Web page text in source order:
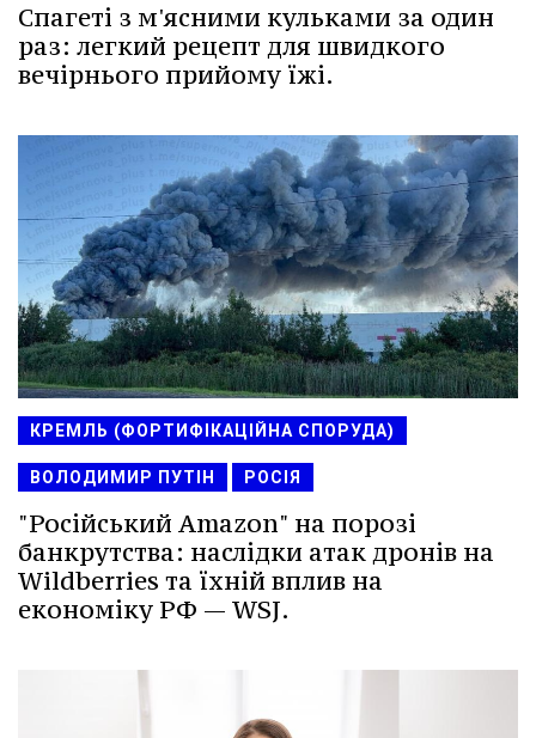
Спагеті з м'ясними кульками за один
раз: легкий рецепт для швидкого
вечірнього прийому їжі.
КРЕМЛЬ (ФОРТИФІКАЦІЙНА СПОРУДА)
ВОЛОДИМИР ПУТІН РОСІЯ
"Російський Amazon" на порозі
банкрутства: наслідки атак дронів на
Wildberries та їхній вплив на
економіку РФ — WSJ.